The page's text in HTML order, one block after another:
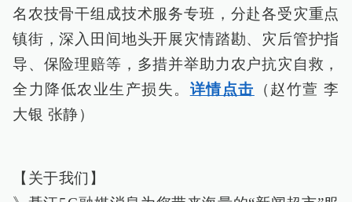
名农技骨干组成技术服务专班，分赴各受灾重点
镇街，深入田间地头开展灾情踏勘、灾后管护指
导、保险理赔等，多措并举助力农户抗灾自救，
全力降低农业生产损失。 详情点击 （赵竹萱 李
大银 张静）
【关于我们】